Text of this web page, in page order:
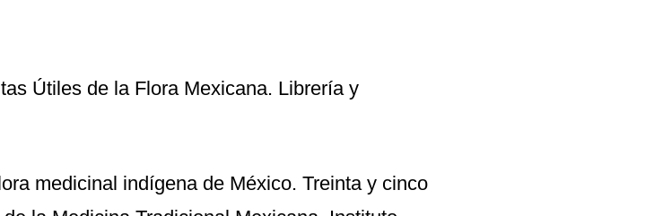
Útiles de la Flora Mexicana. Librería y
medicinal indígena de México. Treinta y cinco